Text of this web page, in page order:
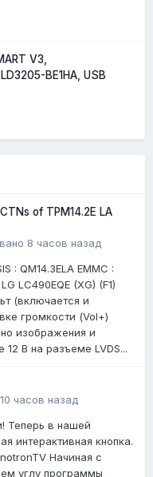
V3,
BE1HA, USB
of TPM14.2E LA
8 часов назад
: QM14.3ELA EMMC :
LC490EQE (XG) (F1)
(включается и
громкости (Vol+)
изображения и
12 В на разъеме LVDS...
10 часов назад
Теперь в нашей
интерактивная кнопка.
Начиная с
углу программы